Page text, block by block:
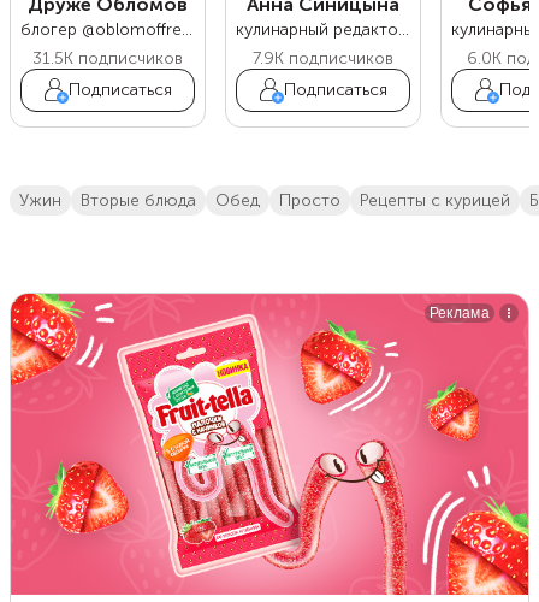
блогер @oblomoffrecipe
31.5K подписчиков
Подписаться
кулинарный редактор Food.ru
7.9K подписчиков
Подписаться
6.0K
ужин вторые блюда обед просто Рецепты с курицей